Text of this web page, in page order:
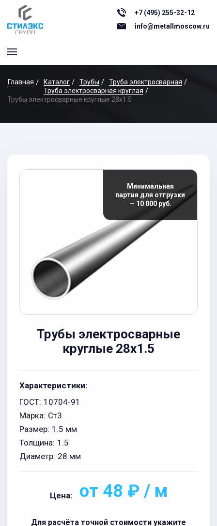
+7 (495) 255-32-12
info@metallmoscow.ru
Главная Каталог Трубы
Труба электросварная
Труба электросварная круглая
Трубы электросварные круглые 28x1.5
Минимальная
партия для отгрузки
— 10 000 руб.
Трубы электросварные
круглые 28x1.5
Характеристики:
ГОСТ: 10704-91
Марка: Ст3
Размер: 1.5 мм
Толщина: 1.5
Диаметр: 28 мм
Цена: от 48 ₽ / м
Для расчёта точной стоимости укажите